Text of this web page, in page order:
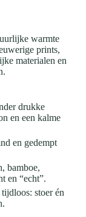
warmte
prints,
materialen en
drukke
en een kalme
en gedempt
bamboe,
en “echt”.
stoer én